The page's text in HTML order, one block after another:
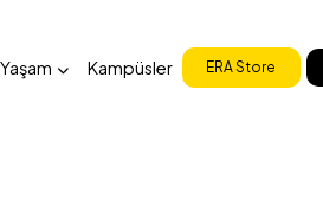
Kampüsler ERA Store